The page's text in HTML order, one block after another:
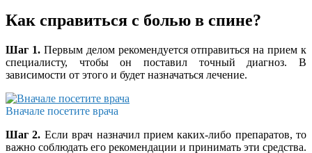
Как справиться с болью в спине?
Шаг 1.Первым делом рекомендуется отправиться на прием к
специалисту, чтобы он поставил точный диагноз. В
зависимости от этого и будет назначаться лечение.
Вначале посетите врача
Шаг 2. Если врач назначил прием каких-либо препаратов, то
важно соблюдать его рекомендации и принимать эти средства.